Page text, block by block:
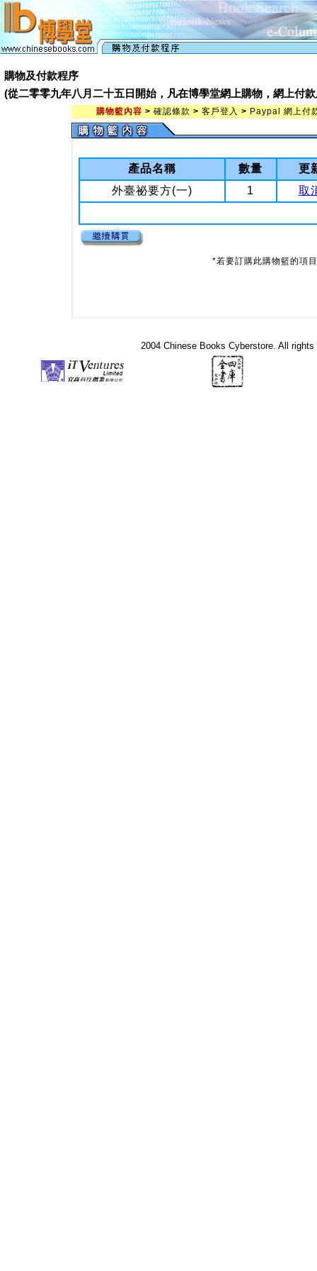
購物及付款程序
(從二零零九年八月二十五日開始，凡在博學堂網上購物，網上付
購物籃內容 > 確認條款 > 客戶登入 > Paypal 網上付
產品名稱 數量
更
外臺祕要方(一)
1 取
*若要訂購此購物籃的項
2004 Chinese Books Cyberstore. All rights